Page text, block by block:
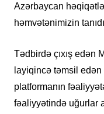
Azərbaycan
həmvətənimizin
Tədbirdə çıxış edən
layiqincə təmsil
platformanın
fəaliyyətində uğurlar